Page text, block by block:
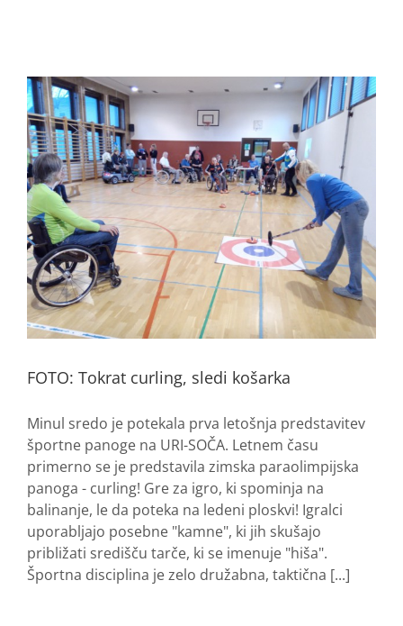
FOTO: Tokrat curling, sledi košarka
Minul sredo je potekala prva letošnja predstavitev
športne panoge na URI-SOČA. Letnem času
primerno se je predstavila zimska paraolimpijska
panoga - curling! Gre za igro, ki spominja na
balinanje, le da poteka na ledeni ploskvi! Igralci
uporabljajo posebne "kamne", ki jih skušajo
približati središču tarče, ki se imenuje "hiša".
Športna disciplina je zelo družabna, taktična [...]